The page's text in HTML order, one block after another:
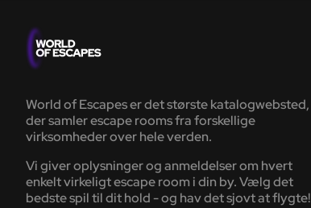
World of Escapes er det største katalogwebsted,
der samler escape rooms fra forskellige
virksomheder over hele verden.
Vi giver oplysninger og anmeldelser om hvert
enkelt virkeligt escape room i din by. Vælg det
bedste spil til dit hold - og hav det sjovt at flygte!